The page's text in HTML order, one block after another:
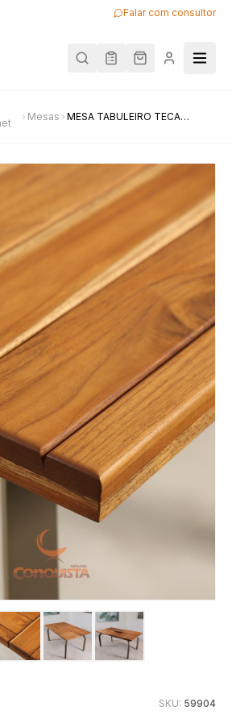
Falar com consultor
Mesas
MESA TABULEIRO TECA
SKU: 59904